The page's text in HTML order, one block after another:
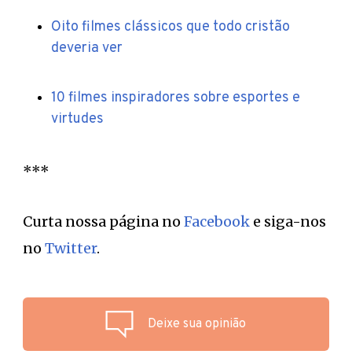
Oito filmes clássicos que todo cristão
deveria ver
10 filmes inspiradores sobre esportes e
virtudes
***
Curta nossa página no Facebook e siga-nos
no Twitter.
Deixe sua opinião